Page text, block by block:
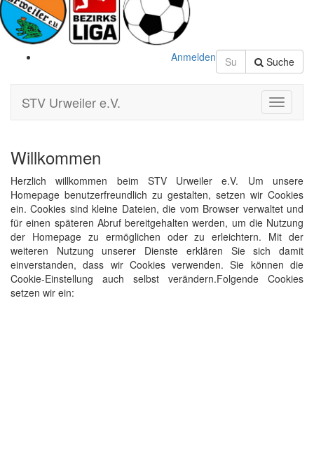
Suche
Anmelden
Toggle
STV Urweiler e.V.
Willkommen
Herzlich willkommen beim STV Urweiler e.V. Um unsere
Homepage benutzerfreundlich zu gestalten, setzen wir Cookies
ein. Cookies sind kleine Dateien, die vom Browser verwaltet und
für einen späteren Abruf bereitgehalten werden, um die Nutzung
der Homepage zu ermöglichen oder zu erleichtern. Mit der
weiteren Nutzung unserer Dienste erklären Sie sich damit
einverstanden, dass wir Cookies verwenden. Sie können die
Cookie-Einstellung auch selbst verändern.Folgende Cookies
setzen wir ein: